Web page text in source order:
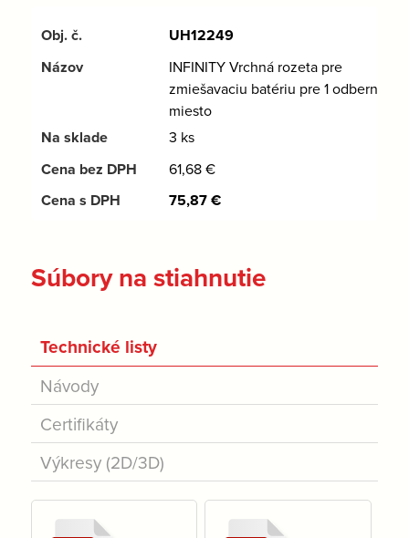
UH12249
INFINITY Vrchná rozeta pre
zmiešavaciu batériu pre 1 odberné
miesto
3 ks
61,68€
75,87€
Súbory na stiahnutie
Technické listy
Návody
Certifikáty
Výkresy (2D/3D)